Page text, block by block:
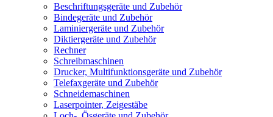
Beschriftungsgeräte und Zubehör
Bindegeräte und Zubehör
Laminiergeräte und Zubehör
Diktiergeräte und Zubehör
Rechner
Schreibmaschinen
Drucker, Multifunktionsgeräte und Zubehör
Telefaxgeräte und Zubehör
Schneidemaschinen
Laserpointer, Zeigestäbe